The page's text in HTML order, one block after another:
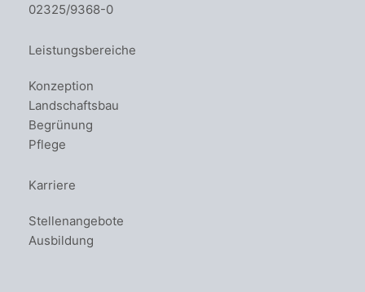
02325/9368-0
Leistungsbereiche
Konzeption
Landschaftsbau
Begrünung
Pflege
Karriere
Stellenangebote
Ausbildung